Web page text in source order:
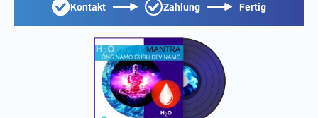
Kontakt Zahlung Fertig